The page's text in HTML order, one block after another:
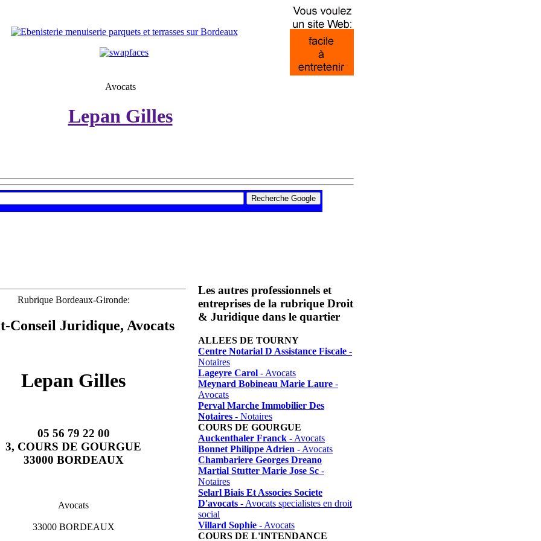
Avocats
Lepan Gilles
Rubrique Bordeaux-Gironde:
Conseil Juridique, Avocats
Lepan Gilles
05 56 79 22 00
3, COURS DE GOURGUE
33000 BORDEAUX
Avocats
33000 BORDEAUX
Les autres professionnels et
entreprises de la rubrique Droit
& Juridique dans le quartier
ALLEES DE TOURNY
Centre Notarial D Assistance Fiscale -
Notaires
Lageyre Carol - Avocats
Meynard Bobineau Marie Laure -
Avocats
Perval Marche Immobilier Des
Notaires - Notaires
COURS DE GOURGUE
Auckenthaler Franck - Avocats
Bonnet Philippe Adrien - Avocats
Chambariere Georges Dreano
Martial Stutter Marie Jose Sc -
Notaires
Selarl Biais Et Associes Societe
D'avocats - Avocats specialistes en droit
social
Villard Sophie - Avocats
COURS DE L'INTENDANCE